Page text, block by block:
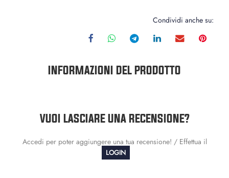
Condividi anche su:
INFORMAZIONI DEL PRODOTTO
VUOI LASCIARE UNA RECENSIONE?
Accedi per poter aggiungere una tua recensione! / Effettua il
LOGIN